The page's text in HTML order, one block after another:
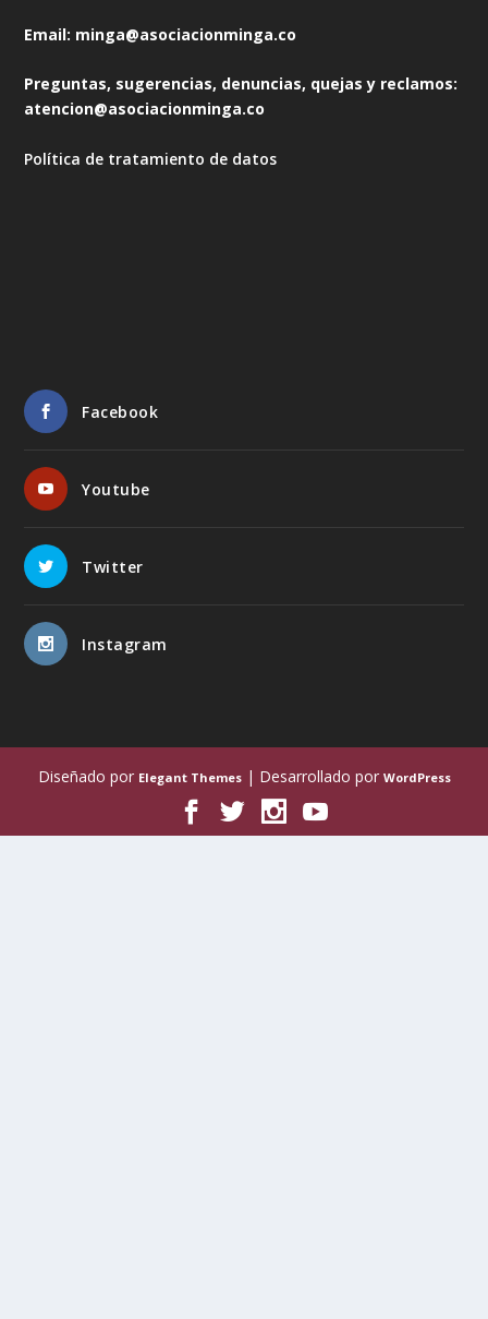
Email: minga@asociacionminga.co
Preguntas, sugerencias, denuncias, quejas y reclamos:
atencion@asociacionminga.co
Política de tratamiento de datos
Facebook
Youtube
Twitter
Instagram
Diseñado por Elegant Themes| Desarrollado por WordPress